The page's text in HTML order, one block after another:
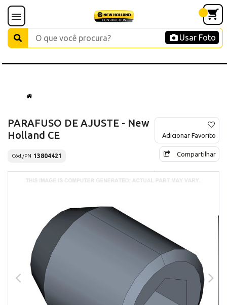
Usar Foto
PARAFUSO DE AJUSTE - New
Holland CE
Cód./PN 13804421
Adicionar Favorito
Compartilhar